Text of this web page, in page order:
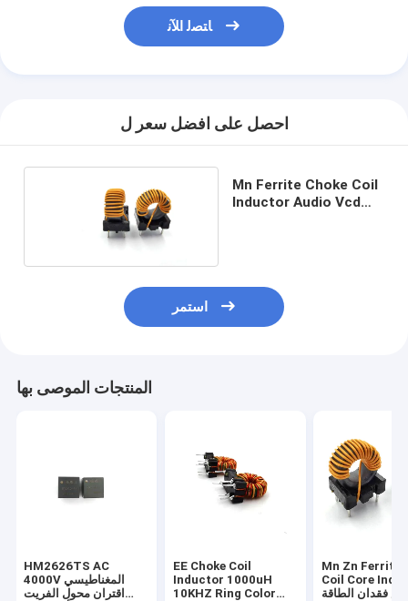
ﺎﺘﺼﻟ ﺍﻶﻧ
احصل على افضل سعر ل
Mn Ferrite Choke Coil
Inductor Audio Vcd
استمر
المنتجات الموصى بها
HM2626TS AC
4000V المغناطيسي
اقتران محول الفريت
EE Choke Coil
Inductor 1000uH
10KHZ Ring Color
Mn Zn Ferrite
Coil Core
فقدان الطاقة